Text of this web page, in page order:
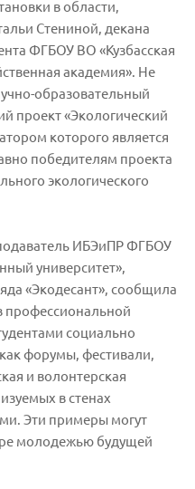
в области,
Стениной, декана
ФГБОУ ВО «Кузбасская
академия». Не
образовательный
проект «Экологический
которого является
победителям проекта
экологического
ИБЭиПР ФГБОУ
университет»,
«Экодесант», сообщила
профессиональной
социально
форумы, фестивали,
и волонтерская
в стенах
Эти примеры могут
молодежью будущей